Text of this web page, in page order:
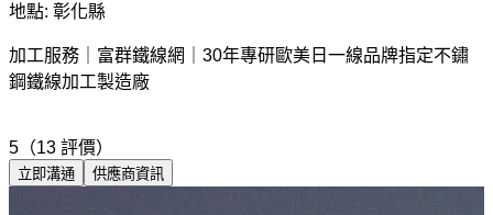
地點: 彰化縣
加工服務｜富群鐵線網｜30年專研歐美日一線品牌指定不鏽
鋼鐵線加工製造廠
5（13 評價）
立即溝通 供應商資訊